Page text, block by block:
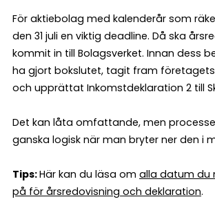
För aktiebolag med kalenderår som
den 31 juli en viktig deadline. Då ska
kommit in till Bolagsverket. Innan dess
ha gjort bokslutet, tagit fram
och upprättat Inkomstdeklaration 2 till
Det kan låta omfattande, men
ganska logisk när man bryter ner den i
Tips:Här kan du läsa om alla datum du
på för årsredovisning och deklaration.